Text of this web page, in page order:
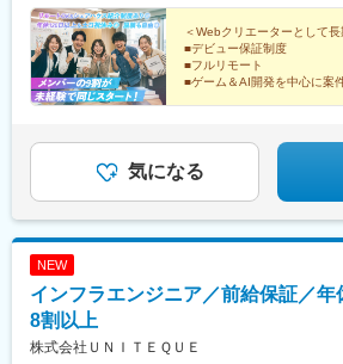
京急鶴見駅、幡ケ谷駅、板橋駅、神楽
宮駅、都電雑司ケ谷駅、高島町駅、高輪
屋駅、築地市場駅、神田駅(東京都)、竹
(千葉県)、銀座一丁目駅、蒲生駅、九品
(都営線)、本郷三丁目駅、仲御徒町駅、
原駅(東京都)、日本大通り駅、乃木坂駅
ンター駅、羽田空港第２ターミナル駅(
用)、神奈川新町駅、竹芝駅、永田町駅
都)、京橋駅(東京都)、四谷三丁目駅、
板橋駅、有明テニスの森駅、日進駅(埼
駅、八潮駅、飯能駅、ふじみ野駅、杉戸
県)、北本駅、伊奈中央駅、和光市駅、
飯岡駅、印西牧の原駅、千葉ニュータウ
船橋駅、舞浜駅、浦安駅(千葉県)、我孫
駅、君津駅、佐原駅、京成佐倉駅、成
典駅、谷津駅、京成津田沼駅、勝浦駅
田駅、北習志野駅、千葉駅、海浜幕張駅
駅、中目黒駅、五反田駅、泉岳寺駅、西
小竹向原駅、水道橋駅、王子駅、赤羽岩
成高砂駅、新小岩駅、下高井戸駅、桜上
＜Webクリエーターとして
■デビュー保証制度
■フルリモート
■ゲーム＆AI開発を中心に案
■残業月20時間以内
気になる
NEW
インフラエンジニア／前給保証／年
8割以上
株式会社ＵＮＩＴＥＱＵＥ